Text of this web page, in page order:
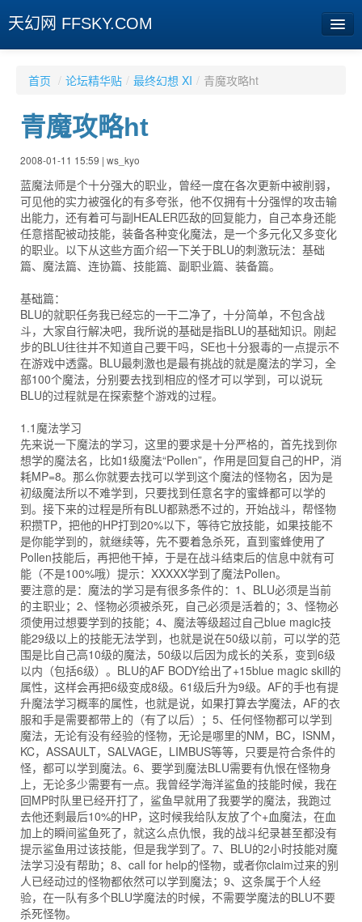
天幻网 FFSKY.COM
周边
专题
相册
社区
旧版临时
[登陆] [注册]
首页 / 论坛精华贴 / 最终幻想 XI / 青魔攻略ht
青魔攻略ht
2008-01-11 15:59 | ws_kyo
蓝魔法师是个十分强大的职业，曾经一度在各次更新中被削弱，
可见他的实力被强化的有多夸张，他不仅拥有十分强悍的攻击输
出能力，还有着可与副HEALER匹敌的回复能力，自己本身还能
任意搭配被动技能，装备各种变化魔法，是一个多元化又多变化
的职业。以下从这些方面介绍一下关于BLU的刺激玩法：基础
篇、魔法篇、连协篇、技能篇、副职业篇、装备篇。
基础篇：
BLU的就职任务我已经忘的一干二净了，十分简单，不包含战
斗，大家自行解决吧，我所说的基础是指BLU的基础知识。刚起
步的BLU往往并不知道自己要干吗，SE也十分狠毒的一点提示不
在游戏中透露。BLU最刺激也是最有挑战的就是魔法的学习，全
部100个魔法，分别要去找到相应的怪才可以学到，可以说玩
BLU的过程就是在探索整个游戏的过程。
1.1魔法学习
先来说一下魔法的学习，这里的要求是十分严格的，首先找到你
想学的魔法名，比如1级魔法“Pollen”，作用是回复自己的HP，消
耗MP=8。那么你就要去找可以学到这个魔法的怪物名，因为是
初级魔法所以不难学到，只要找到任意名字的蜜蜂都可以学的
到。接下来的过程是所有BLU都熟悉不过的，开始战斗，帮怪物
积攒TP，把他的HP打到20%以下，等待它放技能，如果技能不
是你能学到的，就继续等，先不要着急杀死，直到蜜蜂使用了
Pollen技能后，再把他干掉，于是在战斗结束后的信息中就有可
能（不是100%哦）提示：XXXXX学到了魔法Pollen。
要注意的是：魔法的学习是有很多条件的：1、BLU必须是当前
的主职业；2、怪物必须被杀死，自己必须是活着的；3、怪物必
须使用过想要学到的技能；4、魔法等级超过自己blue magic技
能29级以上的技能无法学到，也就是说在50级以前，可以学的范
围是比自己高10级的魔法，50级以后因为成长的关系，变到6级
以内（包括6级）。BLU的AF BODY给出了+15blue magic skill的
属性，这样会再把6级变成8级。61级后升为9级。AF的手也有提
升魔法学习概率的属性，也就是说，如果打算去学魔法，AF的衣
服和手是需要都带上的（有了以后）；5、任何怪物都可以学到
魔法，无论有没有经验的怪物，无论是哪里的NM，BC，ISNM，
KC，ASSAULT，SALVAGE，LIMBUS等等，只要是符合条件的
怪，都可以学到魔法。6、要学到魔法BLU需要有仇恨在怪物身
上，无论多少需要有一点。我曾经学海洋鲨鱼的技能时候，我在
回MP时队里已经开打了，鲨鱼早就用了我要学的魔法，我跑过
去他还剩最后10%的HP，这时候我给队友放了个+血魔法，在血
加上的瞬间鲨鱼死了，就这么点仇恨，我的战斗纪录甚至都没有
提示鲨鱼用过该技能，但是我学到了。7、BLU的2小时技能对魔
法学习没有帮助；8、call for help的怪物，或者你claim过来的别
人已经动过的怪物都依然可以学到魔法；9、这条属于个人经
验，在一队有多个BLU学魔法的时候，不需要学魔法的BLU不要
杀死怪物。